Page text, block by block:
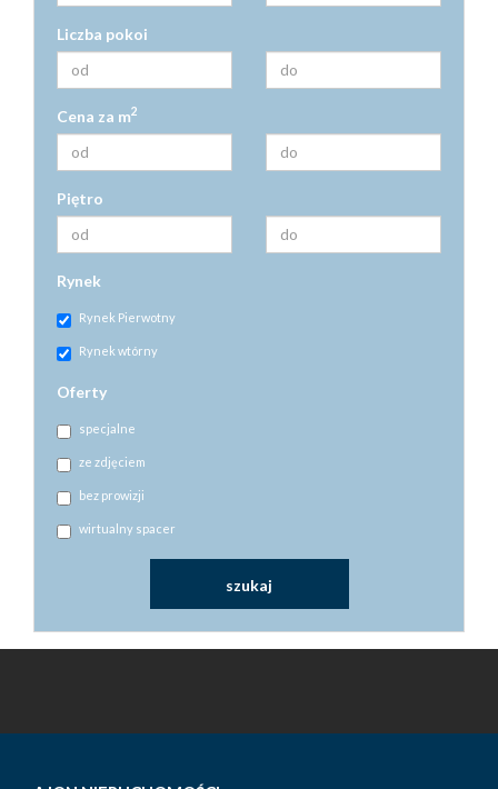
Liczba pokoi
Cena za m2
Piętro
Rynek
Rynek Pierwotny
Rynek wtórny
Oferty
specjalne
ze zdjęciem
bez prowizji
wirtualny spacer